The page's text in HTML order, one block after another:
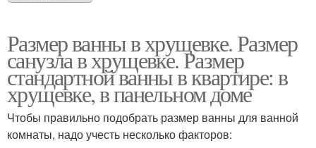
Размер ванны в хрущевке. Размер
санузла в хрущевке. Размер
стандартной ванны в квартире: в
хрущевке, в панельном доме
Чтобы правильно подобрать размер ванны для ванной
комнаты, надо учесть несколько факторов: